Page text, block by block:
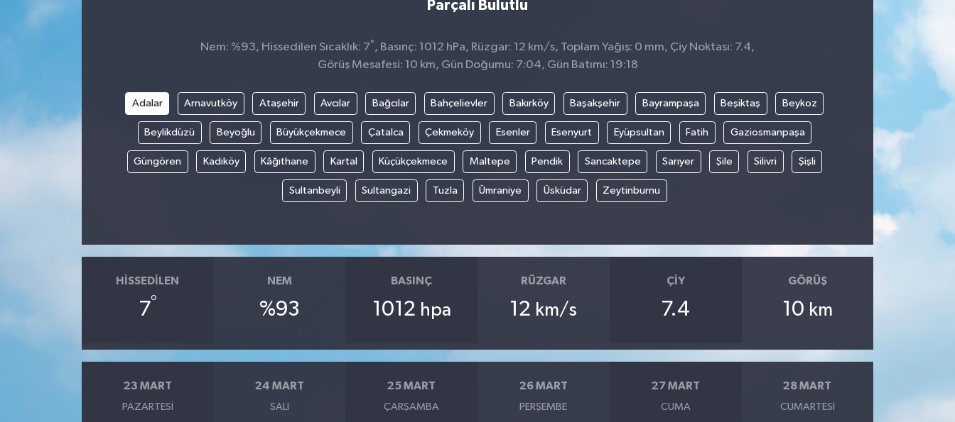
Parçalı Bulutlu
Nem: %93, Hissedilen Sıcaklık: 7° , Basınç: 1012 hPa, Rüzgar: 12 km/s, Toplam Yağış: 0 mm, Çiy Noktası: 7.4,
Görüş Mesafesi: 10 km, Gün Doğumu: 7:04, Gün Batımı: 19:18
Adalar Arnavutköy Ataşehir Avcılar Bağcılar Bahçelievler Bakırköy Başakşehir Bayrampaşa Beşiktaş Beykoz
Beylikdüzü Beyoğlu Büyükçekmece Çatalca Çekmeköy Esenler Esenyurt Eyüpsultan Fatih Gaziosmanpaşa
Güngören Kadıköy Kâğıthane Kartal Küçükçekmece Maltepe Pendik Sancaktepe Sarıyer Şile Silivri Şişli
Sultanbeyli Sultangazi Tuzla Ümraniye Üsküdar Zeytinburnu
HISSEDILEN
7°
NEM
%93
BASINÇ
1012 hpa
RÜZGAR
12 km/s
ÇIY
7.4
GÖRÜŞ
10 km
23 MART
PAZARTESI
24 MART
SALI
25 MART
ÇARŞAMBA
26 MART
PERŞEMBE
27 MART
CUMA
28 MART
CUMARTESI
İlim & İrfan
Sağlık & Yaşam